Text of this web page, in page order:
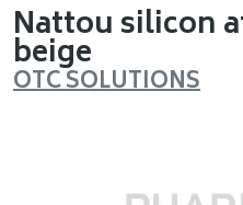
Nattou silicon
beige
OTC SOLUTIONS